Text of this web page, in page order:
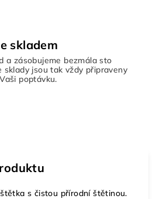
skladem
a zásobujeme bezmála sto
sklady jsou tak vždy připraveny
poptávku.
s čistou přírodní štětinou.